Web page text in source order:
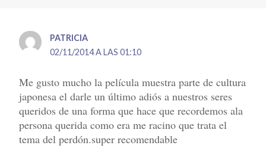
PATRICIA
02/11/2014 A LAS 01:10
Me gusto mucho la película muestra parte de cultura
japonesa el darle un último adiós a nuestros seres
queridos de una forma que hace que recordemos ala
persona querida como era me racino que trata el
tema del perdón.super recomendable